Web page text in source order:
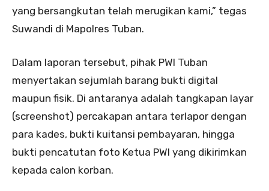
yang bersangkutan telah merugikan kami,” tegas
Suwandi di Mapolres Tuban.
Dalam laporan tersebut, pihak PWI Tuban
menyertakan sejumlah barang bukti digital
maupun fisik. Di antaranya adalah tangkapan layar
(screenshot) percakapan antara terlapor dengan
para kades, bukti kuitansi pembayaran, hingga
bukti pencatutan foto Ketua PWI yang dikirimkan
kepada calon korban.